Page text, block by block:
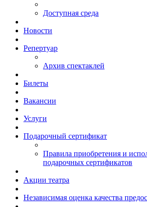
Доступная среда
Новости
Репертуар
Архив спектаклей
Билеты
Вакансии
Услуги
Подарочный сертификат
Правила приобретения и
подарочных сертификатов
Акции театра
Независимая оценка качества